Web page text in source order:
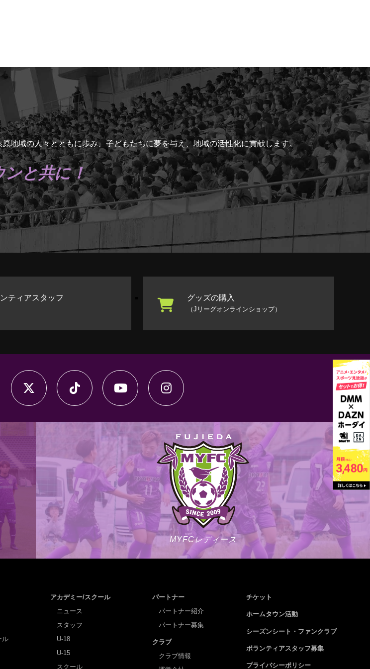
地域の人々とともに歩み、子どもたちに夢を与え、地域の活性化に貢献します。
と共に！
ティアスタッフ
グッズの購入
（Jリーグオンラインショップ）
MYFCレディース
ル
アカデミー/スクール
ニュース
スタッフ
U-18
U-15
スクール
パートナー
パートナー紹介
パートナー募集
クラブ
クラブ情報
チケット
ホームタウン活動
シーズンシート・ファンクラブ
ボランティアスタッフ募集
プライバシーポリシー